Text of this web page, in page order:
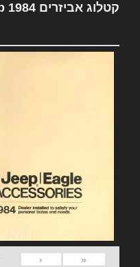
קטלוג אביזרים Jeep 1984
«
‹